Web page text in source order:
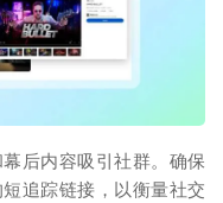
后内容吸引社群。确保
追踪链接，以衡量社交